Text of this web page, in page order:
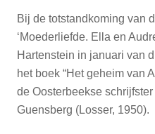
Bij de totstandkoming van
‘Moederliefde. Ella en
Hartenstein in januari van
het boek “Het geheim van
de Oosterbeekse
Guensberg (Losser, 1950).